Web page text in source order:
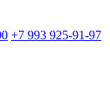
+7 993 925-91-97